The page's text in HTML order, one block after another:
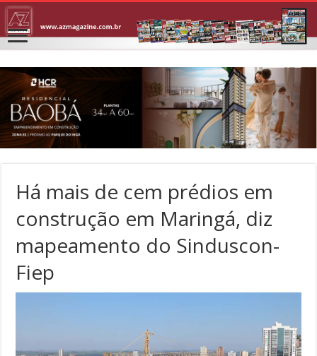
Há mais de cem prédios em
construção em Maringá, diz
mapeamento do Sinduscon-
Fiep